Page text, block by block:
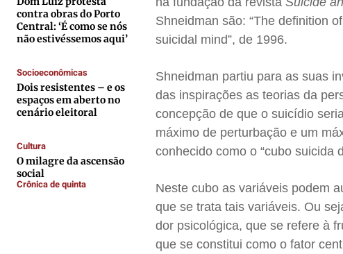
Publicidade Legal
Anuncie
Quem Somos
Expediente
Anuncie
Termos de Uso
Publicidade Legal
Anuncie
Quem Somos
Expediente
Anuncie
Termos de Uso
Publicidade Legal
Anuncie
Quem Somos
Expediente
Anuncie
Termos de Uso
Publicidade Legal
Anuncie
Quem Somos
Expediente
Anuncie
Termos de Uso
contra obras do Porto
Central: ‘É como se nós
não estivéssemos aqui’
Socioeconômicas
Dois resistentes – e os
espaços em aberto no
cenário eleitoral
Cultura
O milagre da ascensão
social
Crônica de quinta
Shneidman são: “The definition
suicidal mind”, de 1996.
Shneidman partiu para as suas
das inspirações as teorias da
concepção de que o suicídio
máximo de perturbação e um
conhecido como o “cubo suicida
Neste cubo as variáveis podem
que se trata tais variáveis. Ou
dor psicológica, que se refere à
que se constitui como o fator